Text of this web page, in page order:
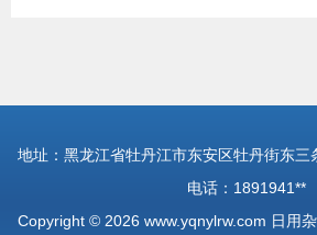
地址：黑龙江省牡丹江市东安区牡丹街东三
电话：1891941**
Copyright © 2026 www.yqnylrw.com 日用